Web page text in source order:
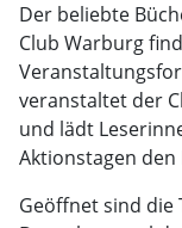
Der beliebte
Club Warburg
veranstaltet der
und lädt
Aktionstagen
Geöffnet sind die